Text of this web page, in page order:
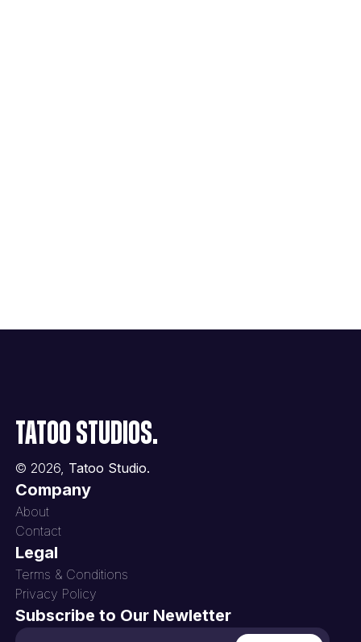
Tatoo Studios.
© 2026, Tatoo Studio.
Company
About
Contact
Legal
Terms & Conditions
Privacy Policy
Subscribe to Our Newletter